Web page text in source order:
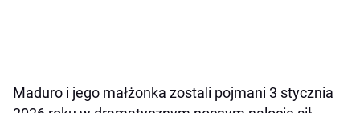
Maduro i jego małżonka zostali pojmani 3 stycznia